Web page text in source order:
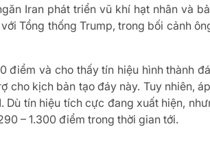
Iran phát triển vũ khí hạt nhân và
Tổng thống Trump, trong bối cảnh
điểm và cho thấy tín hiệu hình thành
cho kịch bản tạo đáy này. Tuy nhiên,
tín hiệu tích cực đang xuất hiện,
– 1.300 điểm trong thời gian tới.